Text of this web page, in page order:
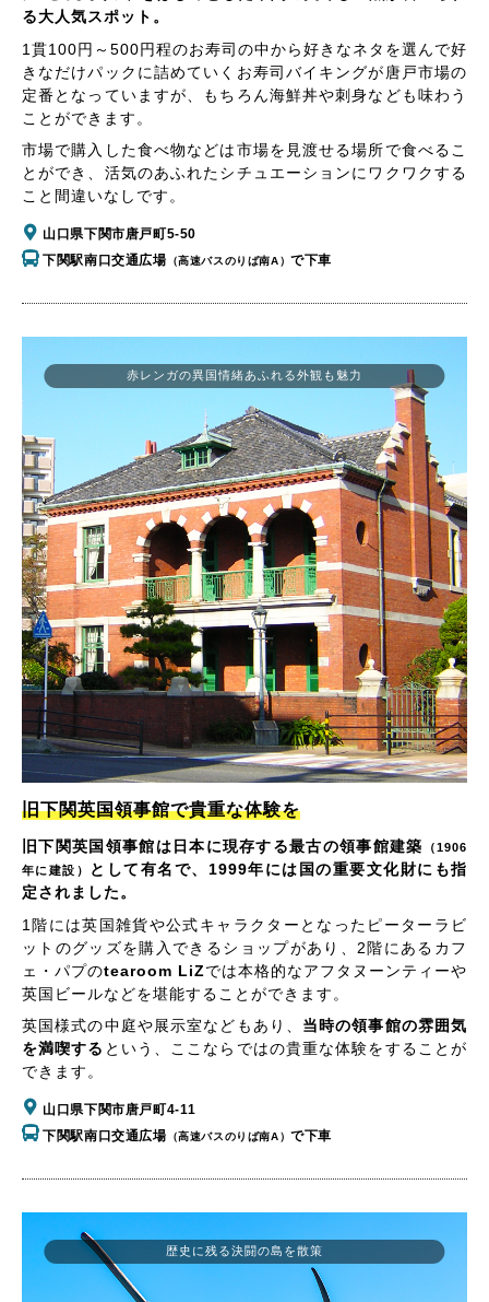
る大人気スポット。
1貫100円～500円程のお寿司の中から好きなネタを選んで好
きなだけパックに詰めていくお寿司バイキングが唐戸市場の
定番となっていますが、もちろん海鮮丼や刺身なども味わう
ことができます。
市場で購入した食べ物などは市場を見渡せる場所で食べるこ
とができ、活気のあふれたシチュエーションにワクワクする
こと間違いなしです。
山口県下関市唐戸町5-50
下関駅南口交通広場 （高速バスのりば南A）で下車
旧下関英国領事館で貴重な体験を
旧下関英国領事館は日本に現存する最古の領事館建築
（1906
年に建設）
として有名で、1999年には国の重要文化財にも指
定されました。
1階には英国雑貨や公式キャラクターとなったピーターラビ
ットのグッズを購入できるショップがあり、2階にあるカフ
ェ・パプのtearoom LiZでは本格的なアフタヌーンティーや
英国ビールなどを堪能することができます。
英国様式の中庭や展示室などもあり、 当時の領事館の雰囲気
を満喫する という、ここならではの貴重な体験をすることが
できます。
山口県下関市唐戸町4-11
下関駅南口交通広場 （高速バスのりば南A）で下車
赤レンガの異国情緒あふれる外観も魅力
歴史に残る決闘の島を散策